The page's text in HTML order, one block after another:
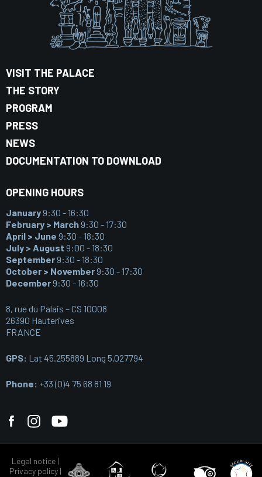
VISIT THE PALACE
THE STORY
PROGRAM
PRESS
NEWS
DOCUMENTATION TO DOWNLOAD
OPENING HOURS
January 9:30 - 16:30
February > March 9:30 - 17:30
April > June 9:30 - 18:30
July > August 9:00 - 18:30
September 9:30 - 18:30
October > November 9:30 - 17:30
December 9:30 - 16:30
8, rue du Palais – CS 10008
26390 Hauterives
FRANCE
GPS: Lat 45.255889 Long 5.027794
Phone: +33 (0)4 75 68 81 19
Legal notice |
Privacy policy |